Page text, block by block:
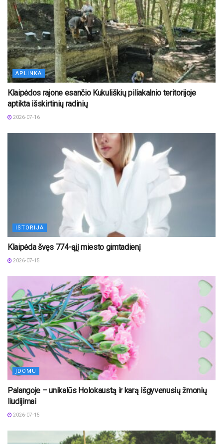
APLINKA
Klaipėdos rajone esančio Kukuliškių piliakalnio teritorijoje
aptikta išskirtinių radinių
2026-07-16
ISTORIJA
Klaipėda švęs 774-ąjį miesto gimtadienį
2026-07-15
ĮDOMU
Palangoje – unikalūs Holokaustą ir karą išgyvenusių žmonių
liudijimai
2026-07-15